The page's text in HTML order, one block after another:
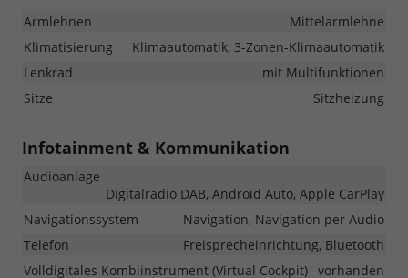
Armlehnen
Mittelarmlehne
Klimatisierung
Klimaautomatik, 3-Zonen-Klimaautomatik
Lenkrad
mit Multifunktionen
Sitze
Sitzheizung
Infotainment & Kommunikation
Audioanlage
Digitalradio DAB, Android Auto, Apple CarPlay
Navigationssystem
Navigation, Navigation per Audio
Telefon
Freisprecheinrichtung, Bluetooth
Volldigitales Kombiinstrument (Virtual Cockpit) vorhanden